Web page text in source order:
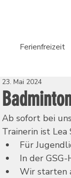
Ferienfreizeit
23. Mai 2024
Ab sofort bei
Trainerin ist Lea
Für
In der
Wir starten